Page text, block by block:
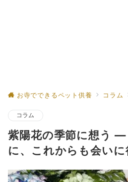
お寺でできるペット供養 コラム
コラム
紫陽花の季節に想う ―
に、これからも会い